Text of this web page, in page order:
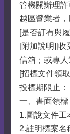
管機關辦理許
越區營業者，
[是否訂有與
[附加說明][收
信箱；或專人
[招標文件領
投標期限止：
一、書面領標
1.圖說文件工
2.註明標案名